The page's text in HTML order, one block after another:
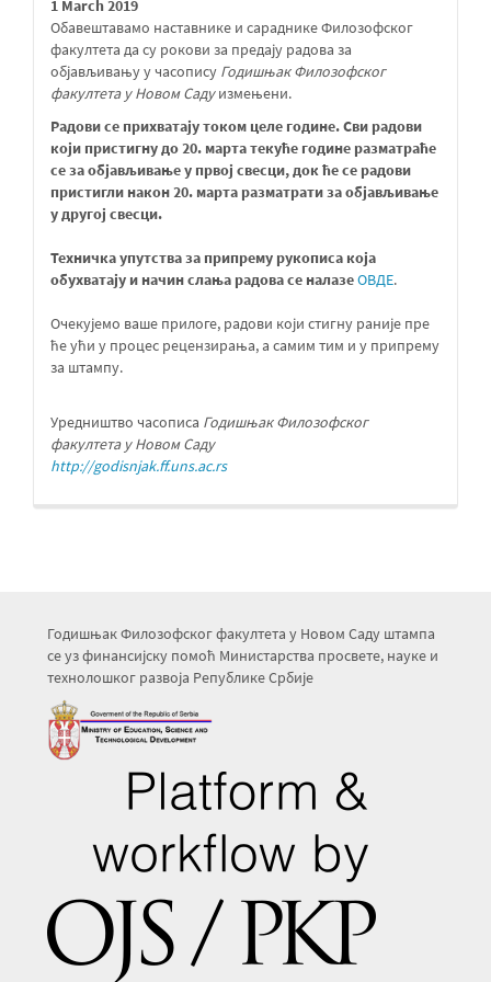
1 March 2019
Обавештавамо наставнике и сараднике Филозофског
факултета да су рокови за предају радова за
објављивању у часопису Годишњак Филозофског
факултета у Новом Садуизмењени.
Радови се прихватају током целе године. Сви радови
који пристигну до 20. марта текуће године разматраће
се за објављивање у првој свесци, док ће се радови
пристигли након 20. марта разматрати за објављивање
у другој свесци.
Техничка упутства за припрему рукописа која
обухватају и начин слања радова се налазеОВДЕ.
Очекујемо ваше прилоге, радови који стигну раније пре
ће ући у процес рецензирања, а самим тим и у припрему
за штампу.
Уредништво часописа Годишњак Филозофског
факултета у Новом Саду
http://godisnjak.ff.uns.ac.rs
Годишњак Филозофског факултета у Новом Саду штампа
се уз финансијску помоћ Министарства просвете, науке и
технолошког развоја Републике Србије